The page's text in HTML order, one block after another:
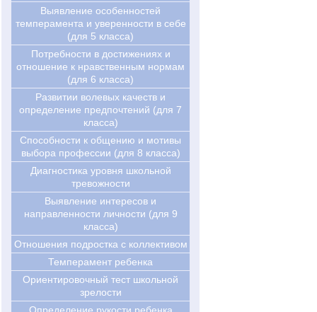
Выявление особенностей
темперамента и уверенности в себе
(для 5 класса)
Потребности в достижениях и
отношение к нравственным нормам
(для 6 класса)
Развитии волевых качеств и
определение предпочтений (для 7
класса)
Cпособности к общению и мотивы
выбора профессии (для 8 класса)
Диагностика уровня школьной
тревожности
Выявление интересов и
направленности личности (для 9
класса)
Отношения подростка с коллективом
Темперамент ребенка
Ориентировочный тест школьной
зрелости